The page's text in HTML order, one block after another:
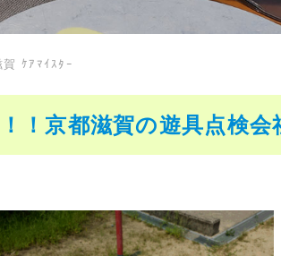
賀 ｹｱﾏｲｽﾀｰ
！京都滋賀の遊具点検